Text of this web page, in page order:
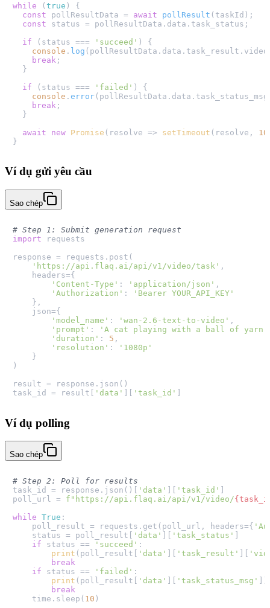
while (true ) {
const pollResultData = await pollResult (taskId);
const status = pollResultData. data . task_status ;
if (status === 'succeed' ) {
console . log (pollResultData. data . task_result .
break ;
  }
if (status === 'failed' ) {
console . error (pollResultData. data . task_status_msg
break ;
  }
await
new Promise ( resolve => setTimeout (resolve,
Ví dụ gửi yêu cầu
Sao chép
# Step 1: Submit generation request
import requests
response = requests.post(
'https://api.flaq.ai/api/v1/video/task' ,
    headers={
'Content-Type' : 'application/json' ,
'Authorization' :
'Bearer YOUR_API_KEY'
    },
    json={
'model_name' : 'wan-2.6-text-to-video' ,
'prompt' : 'A cat playing with a ball of yarn'
'duration' : 5 ,
'resolution' :
'1080p'
    }
)
result = response.json()
task_id = result[
'data' 'task_id'
Ví dụ polling
Sao chép
# Step 2: Poll for results
task_id = response.json()[
'data' 'task_id'
poll_url = f"https://api.flaq.ai/api/v1/video/
while True :
    poll_result = requests.get(poll_url, headers={
    status = poll_result[
'data' 'task_status'
if status == 'succeed' :
print (poll_result[ 'data' 'task_result'
break
if status == 'failed' :
print (poll_result[ 'data' 'task_status_msg'
break
    time.sleep(
10